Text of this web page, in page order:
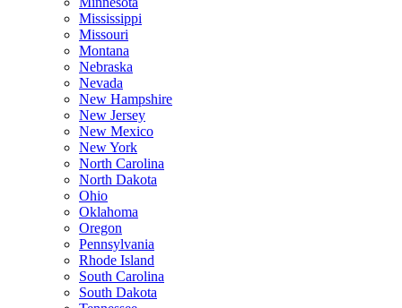
Mississippi
Missouri
Montana
Nebraska
Nevada
New Hampshire
New Jersey
New Mexico
New York
North Carolina
North Dakota
Ohio
Oklahoma
Oregon
Pennsylvania
Rhode Island
South Carolina
South Dakota